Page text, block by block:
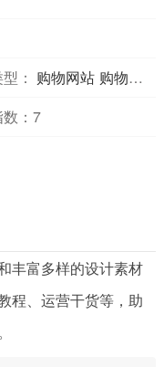
： 购物网站 购物分享
： 7
丰富多样的设计素材
程、运营干货等，助